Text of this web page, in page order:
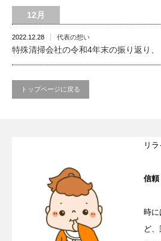
12月
2022.12.28 代表の想い
特殊清掃会社の令和4年末の振り返り、
トップページに戻る
リ
信頼
時に
ど